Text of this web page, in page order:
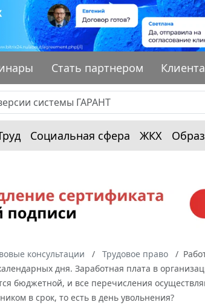
Стать партнером
Социальная сфера ЖКХ
консультации Трудовое право
дня. Заработная плата в
бюджетной, и все перечисления
в срок, то есть в день увольнения?